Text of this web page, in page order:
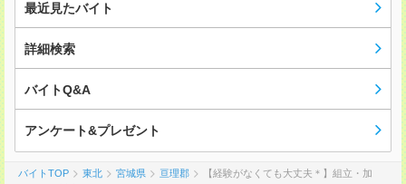
最近見たバイト
詳細検索
バイトQ&A
アンケート&プレゼント
バイトTOP 東北 宮城県 亘理郡
【経験がなくても大丈夫＊】組立・加